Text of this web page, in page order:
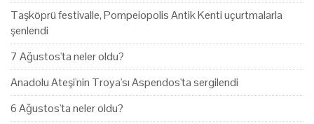
Taşköprü festivalle, Pompeiopolis Antik Kenti uçurtmalarla
şenlendi
7 Ağustos'ta neler oldu?
Anadolu Ateşi'nin Troya'sı Aspendos'ta sergilendi
6 Ağustos'ta neler oldu?